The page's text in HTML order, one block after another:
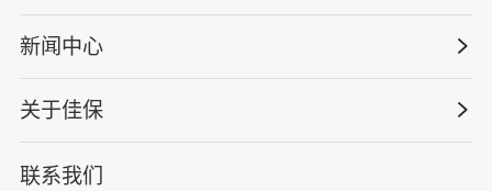
术赋能管理，以数据驱动安全，帮助客户在复杂多变的
环境中，持续提升核心竞争力，实现安全与发展的双
联系我们
巡查监督审计
HSE专家服务
能源电力
仓储物流
水利水务
核电工程与运营
行业定制课程
资质与专业技能版权课
国际证书课程
高薪岗位
HSE 专家服务
人力资源服务
新闻中心
公司新闻
蛇口安全论坛
关于佳保
公司简介